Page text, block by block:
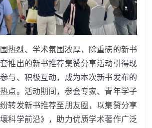
热烈、学术氛围浓厚，除重磅的新书
推出的新书推荐集赞分享活动引得现
与、积极互动，成为本次新书发布的
点。活动期间，参会专家、青年学子
转发新书推荐至朋友圈，以集赞分享
科学前沿》，助力优质学术著作广泛